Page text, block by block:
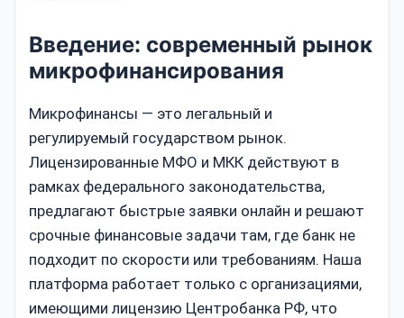
Введение: современный рынок
микрофинансирования
Микрофинансы — это легальный и
регулируемый государством рынок.
Лицензированные МФО и МКК действуют в
рамках федерального законодательства,
предлагают быстрые заявки онлайн и решают
срочные финансовые задачи там, где банк не
подходит по скорости или требованиям. Наша
платформа работает только с организациями,
имеющими лицензию Центробанка РФ, что